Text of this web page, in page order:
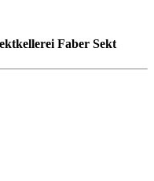
Faber Sekt